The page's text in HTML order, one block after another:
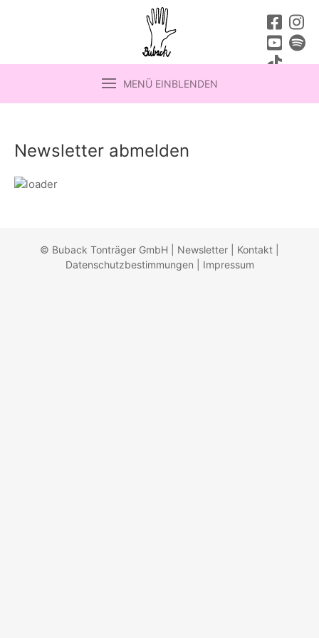
MENÜ EINBLENDEN
Newsletter abmelden
© Buback Tonträger GmbH | Newsletter Kontakt
Datenschutzbestimmungen
Impressum